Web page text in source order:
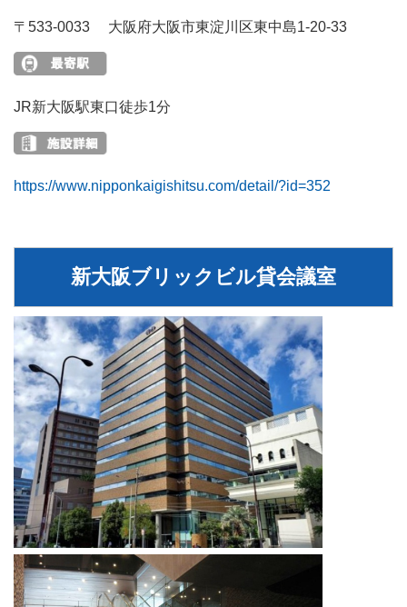
〒533-0033 大阪府大阪市東淀川区東中島1-20-33
JR新大阪駅東口徒歩1分
https://www.nipponkaigishitsu.com/detail/?id=352
新大阪ブリックビル貸会議室